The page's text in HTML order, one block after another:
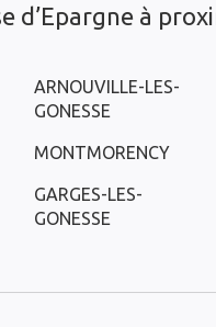
d’Epargne à
ARNOUVILLE-LES-
GONESSE
MONTMORENCY
GARGES-LES-
GONESSE